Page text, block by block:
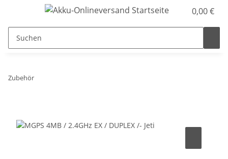
0,00 €
Zubehör